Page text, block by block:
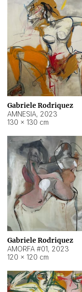
Gabriele Rodriquez
AMNESIA, 2023
130 × 130 cm
Gabriele Rodriquez
AMORFA #01, 2023
120 × 120 cm